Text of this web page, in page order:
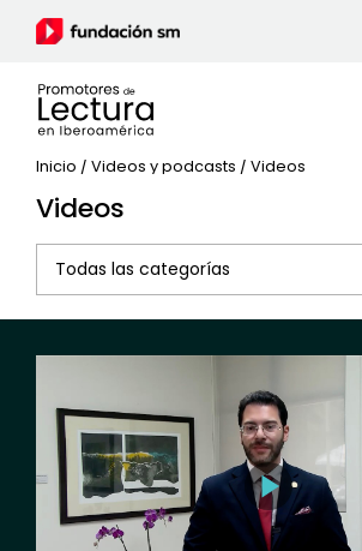
Inicio / Videos y podcasts / Videos
Videos